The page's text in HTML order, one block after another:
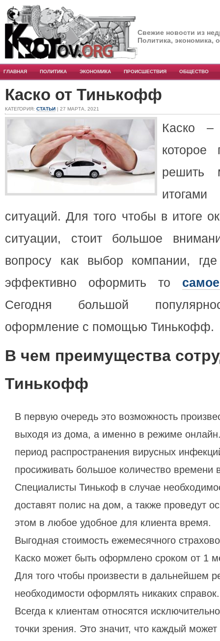
Свежие новости из
Политика, экономика,
ГЛАВНАЯ ПОЛИТИКА ЭКОНОМИКА ПРОИСШЕСТВИЯ ОБЩЕСТВО
Каско от Тинькофф
КАТЕГОРИЯ: СТАТЬИ | 27 МАРТА, 2021
Каско –
которое
решить
ситуаций. Для того чтобы в итоге
ситуации, стоит большое
вопросу как выбор компании,
эффективно оформить то
Сегодня большой
оформление с помощью Тинькофф.
В чем преимущества
Тинькофф
В первую очередь это возможность
выходя из дома, а именно в режиме
период распространения вирусных
просиживать большое количество времени
Специалисты Тинькоф в случае
доставят полис на дом, а также проведут
этом в любое удобное для клиента время.
Выгодная стоимость ежемесячного
Каско может быть оформлено сроком от 1
Для того чтобы произвести в дальнейшем
необходимости оформлять никаких справок.
Всегда к клиентам относятся
точки зрения. Это значит, что каждый